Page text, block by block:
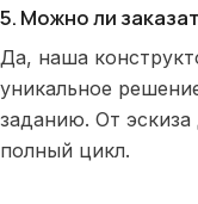
5. Можно ли
Да, наша
уникальное
заданию. От
полный цикл.